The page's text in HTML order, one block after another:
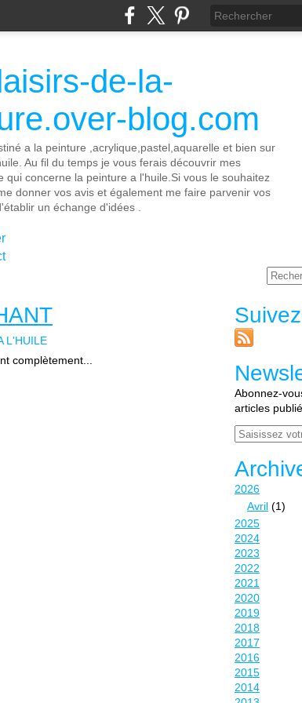
de-la-
blog.com
a la peinture ,acrylique,pastel,aquarelle et bien sur
Au fil du temps je vous ferais découvrir mes
qui concerne la peinture a l'huile.Si vous le souhaitez
donner vos avis et également me faire parvenir vos
un échange d'idées .
L'HUILE
complètement...
Abonnez-
articles
Email
2026
Avril (1)
2025
2024
2023
2022
2021
2020
2019
2018
2017
2016
2015
2014